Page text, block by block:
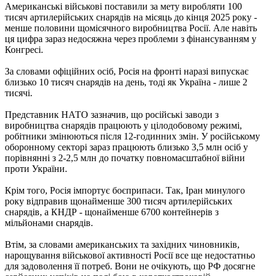
Американські військові поставили за мету виробляти 100
тисяч артилерійських снарядів на місяць до кінця 2025 року -
менше половини щомісячного виробництва Росії. Але навіть
ця цифра зараз недосяжна через проблеми з фінансуванням у
Конгресі.
За словами офіційних осіб, Росія на фронті наразі випускає
близько 10 тисяч снарядів на день, тоді як Україна - лише 2
тисячі.
Представник НАТО зазначив, що російські заводи з
виробництва снарядів працюють у цілодобовому режимі,
робітники змінюються після 12-годинних змін. У російському
оборонному секторі зараз працюють близько 3,5 млн осіб у
порівнянні з 2-2,5 млн до початку повномасштабної війни
проти України.
Крім того, Росія імпортує боєприпаси. Так, Іран минулого
року відправив щонайменше 300 тисяч артилерійських
снарядів, а КНДР - щонайменше 6700 контейнерів з
мільйонами снарядів.
Втім, за словами американських та західних чиновників,
нарощування військової активності Росії все ще недостатньо
для задоволення її потреб. Вони не очікують, що РФ досягне